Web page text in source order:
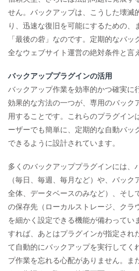
せん。バックアップは、こうした壊滅
り、迅速な復旧を可能にするための、
「最後の砦」なのです。定期的なバッ
全なウェブサイト運営の絶対条件と言
バックアッププラグインの活用
バックアップ作業を効率的かつ確実に
効果的な方法の一つが、専用のバック
用することです。これらのプラグイン
ーザーでも簡単に、定期的な自動バッ
できるように設計されています。
多くのバックアッププラグインには、
（毎日、毎週、毎月など）や、バック
全体、データベースのみなど）、そし
の保存先（ローカルストレージ、クラ
を細かく設定できる機能が備わってい
すれば、あとはプラグインが指定され
て自動的にバックアップを実行してく
プ作業を忘れる心配がありません。ま